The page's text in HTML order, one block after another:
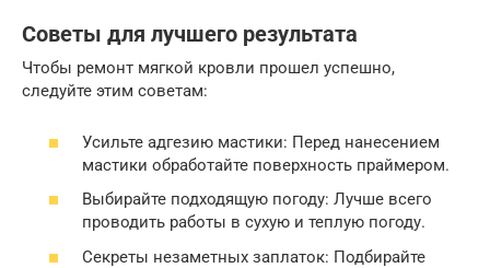
Советы для лучшего результата
Чтобы ремонт мягкой кровли прошел успешно,
следуйте этим советам:
Усильте адгезию мастики: Перед нанесением
мастики обработайте поверхность праймером.
Выбирайте подходящую погоду: Лучше всего
проводить работы в сухую и теплую погоду.
Секреты незаметных заплаток: Подбирайте